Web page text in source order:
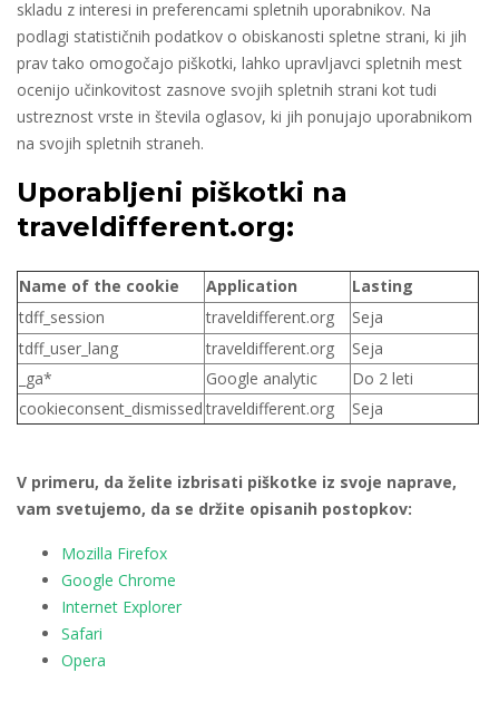
skladu z interesi in preferencami spletnih uporabnikov. Na
podlagi statističnih podatkov o obiskanosti spletne strani, ki jih
prav tako omogočajo piškotki, lahko upravljavci spletnih mest
ocenijo učinkovitost zasnove svojih spletnih strani kot tudi
ustreznost vrste in števila oglasov, ki jih ponujajo uporabnikom
na svojih spletnih straneh.
Uporabljeni piškotki na
traveldifferent.org:
Name of the cookie Application
Lasting
tdff_session
traveldifferent.org
Seja
tdff_user_lang
traveldifferent.org
Seja
_ga*
Google analytic
Do 2 leti
cookieconsent_dismissed traveldifferent.org Seja
V primeru, da želite izbrisati piškotke iz svoje naprave,
vam svetujemo, da se držite opisanih postopkov:
Mozilla Firefox
Google Chrome
Internet Explorer
Safari
Opera